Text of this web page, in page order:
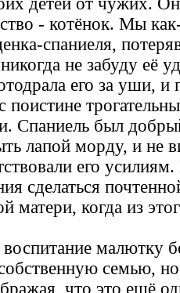
- котёнок. Мы
спаниеля,
не забуду её
его за уши, и
поистине
Спаниель был
лапой морду, и не
его
сделаться
матери, когда из
малютку
семью,
что это ещё